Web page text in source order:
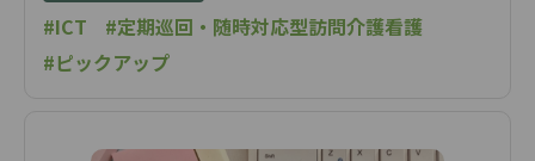
#ICT
#定期巡回・随時対応型訪問介護看護
#ピックアップ